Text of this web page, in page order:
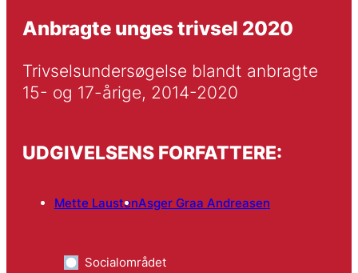
Anbragte unges trivsel 2020
Trivselsundersøgelse blandt anbragte
15- og 17-årige, 2014-2020
UDGIVELSENS FORFATTERE:
Mette LaustenAsger Graa Andreasen
Socialområdet